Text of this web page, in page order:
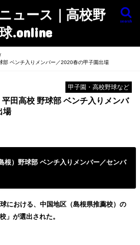
ュース｜高校野
.online
search
部 ベンチ入りメンバー／2020春の甲子園出場
甲子園・高校野球など
平田高校 野球部 ベンチ入りメンバ
場
根）野球部 ベンチ入りメンバー／センバ
における、中国地区（島根県推薦校）の
」が選出された。